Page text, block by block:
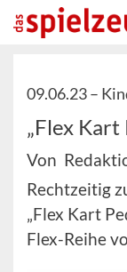
09.06.23 –
„Flex Kart
Von
Rechtzeitig
„Flex Kart
Flex-Reihe